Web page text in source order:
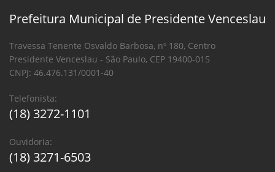
Prefeitura Municipal de Presidente Venceslau
Travessa Tenente Osvaldo Barbosa, nº 180, Centro
Presidente Venceslau - São Paulo, CEP 19400-015
CNPJ: 46.476.131/0001-40
Telefonista:
(18) 3272-1101
Ouvidoria:
(18) 3271-6503